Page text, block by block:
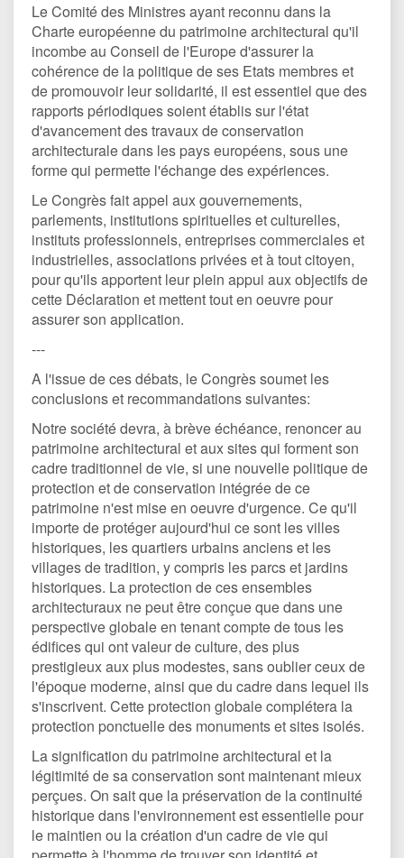
Le Comité des Ministres ayant reconnu dans la
Charte européenne du patrimoine architectural qu'il
incombe au Conseil de l'Europe d'assurer la
cohérence de la politique de ses Etats membres et
de promouvoir leur solidarité, il est essentiel que des
rapports périodiques soient établis sur l'état
d'avancement des travaux de conservation
architecturale dans les pays européens, sous une
forme qui permette l'échange des expériences.
Le Congrès fait appel aux gouvernements,
parlements, institutions spirituelles et culturelles,
instituts professionnels, entreprises commerciales et
industrielles, associations privées et à tout citoyen,
pour qu'ils apportent leur plein appui aux objectifs de
cette Déclaration et mettent tout en oeuvre pour
assurer son application.
---
A l'issue de ces débats, le Congrès soumet les
conclusions et recommandations suivantes:
Notre société devra, à brève échéance, renoncer au
patrimoine architectural et aux sites qui forment son
cadre traditionnel de vie, si une nouvelle politique de
protection et de conservation intégrée de ce
patrimoine n'est mise en oeuvre d'urgence. Ce qu'il
importe de protéger aujourd'hui ce sont les villes
historiques, les quartiers urbains anciens et les
villages de tradition, y compris les parcs et jardins
historiques. La protection de ces ensembles
architecturaux ne peut être conçue que dans une
perspective globale en tenant compte de tous les
édifices qui ont valeur de culture, des plus
prestigieux aux plus modestes, sans oublier ceux de
l'époque moderne, ainsi que du cadre dans lequel ils
s'inscrivent. Cette protection globale complétera la
protection ponctuelle des monuments et sites isolés.
La signification du patrimoine architectural et la
légitimité de sa conservation sont maintenant mieux
perçues. On sait que la préservation de la continuité
historique dans l'environnement est essentielle pour
le maintien ou la création d'un cadre de vie qui